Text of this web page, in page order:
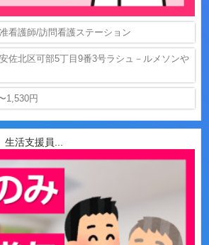
看護師/訪問看護ステーション
佐北区可部5丁目9番3号ラシュ－ルメソンや
1,530円
生活支援員...